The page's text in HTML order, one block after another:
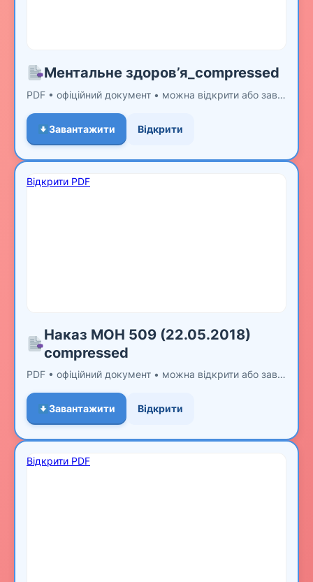
Ментальне здоров’я_compressed
PDF • офіційний документ • можна відкрити або завантажити
Завантажити Відкрити
Відкрити PDF
Наказ МОН 509 (22.05.2018)
compressed
PDF • офіційний документ • можна відкрити або завантажити
Завантажити Відкрити
Відкрити PDF